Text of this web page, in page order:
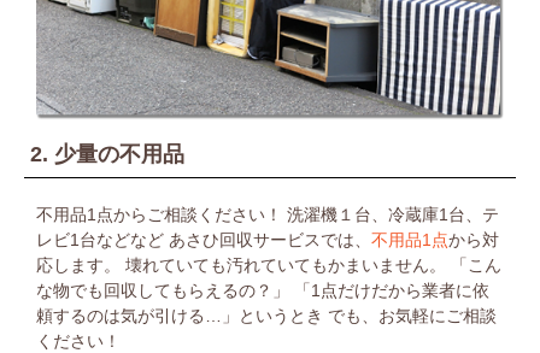
2. 少量の不用品
不用品1点からご相談ください！
洗濯機１台、冷蔵庫1台、テ
レビ1台などなど あさひ回収サービスでは、 不用品1点から対
応します。
壊れていても汚れていてもかまいません。
「こん
な物でも回収してもらえるの？」
「1点だけだから業者に依
頼するのは気が引ける…」というとき でも、お気軽にご相談
ください！